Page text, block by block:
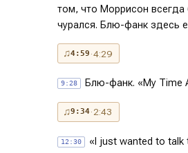
том, что Моррисон
чурался. Блю-фанк здесь
♫4:59 · 4:29
9:28 Блю-фанк. «My Time
♫9:34· 2:43
12:30
«I just wanted to talk